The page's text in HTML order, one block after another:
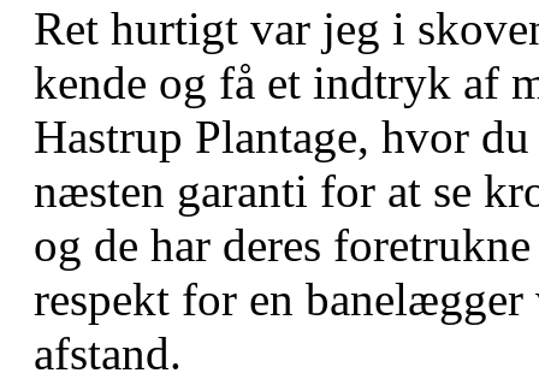
Ret hurtigt var jeg i
kende og få et indtryk af
Hastrup Plantage, hvor
næsten garanti for at se
og de har deres
respekt for en
afstand.